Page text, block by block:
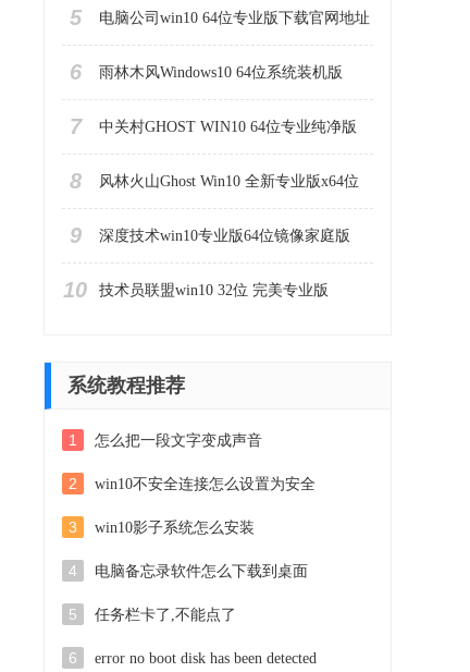
5 电脑公司win10 64位专业版下载官网地址
6 雨林木风Windows10 64位系统装机版
7 中关村GHOST WIN10 64位专业纯净版
8 风林火山Ghost Win10 全新专业版x64位
9 深度技术win10专业版64位镜像家庭版
10 技术员联盟win10 32位 完美专业版
系统教程推荐
1 怎么把一段文字变成声音
2 win10不安全连接怎么设置为安全
3 win10影子系统怎么安装
4 电脑备忘录软件怎么下载到桌面
5 任务栏卡了,不能点了
6 error no boot disk has been detected